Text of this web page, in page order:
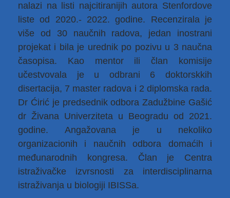
nalazi na listi najcitiranijih autora Stenfordove
liste od 2020.- 2022. godine. Recenzirala je
više od 30 naučnih radova, jedan inostrani
projekat i bila je urednik po pozivu u 3 naučna
časopisa. Kao mentor ili član komisije
učestvovala je u odbrani 6 doktorskkih
disertacija, 7 master radova i 2 diplomska rada.
Dr Ćirić je predsednik odbora Zadužbine Gašić
dr Živana Univerziteta u Beogradu od 2021.
godine. Angažovana je u nekoliko
organizacionih i naučnih odbora domaćih i
međunarodnih kongresa. Član je Centra
istraživačke izvrsnosti za interdisciplinarna
istraživanja u biologiji IBISSa.